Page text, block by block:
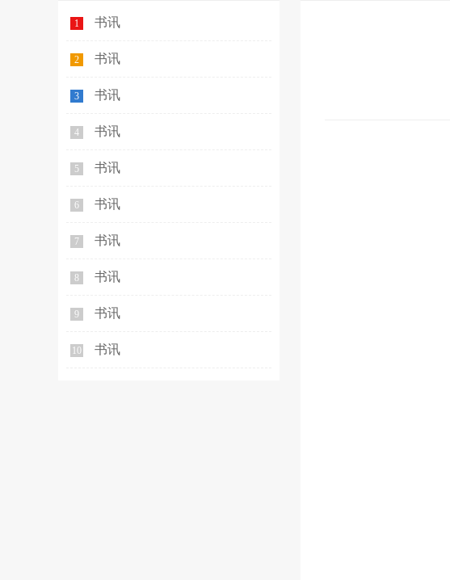
1 书讯
2 书讯
3 书讯
4 书讯
5 书讯
6 书讯
7 书讯
8 书讯
9 书讯
10 书讯